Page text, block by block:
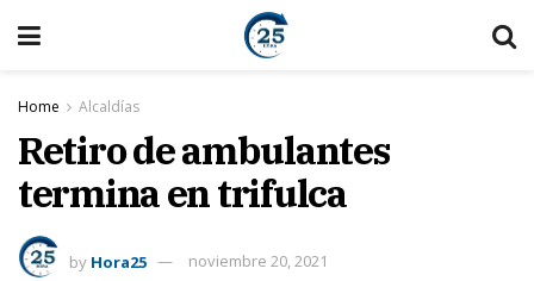
Home Alcaldías
Retiro de ambulantes
termina en trifulca
by Hora25 noviembre 20, 2021